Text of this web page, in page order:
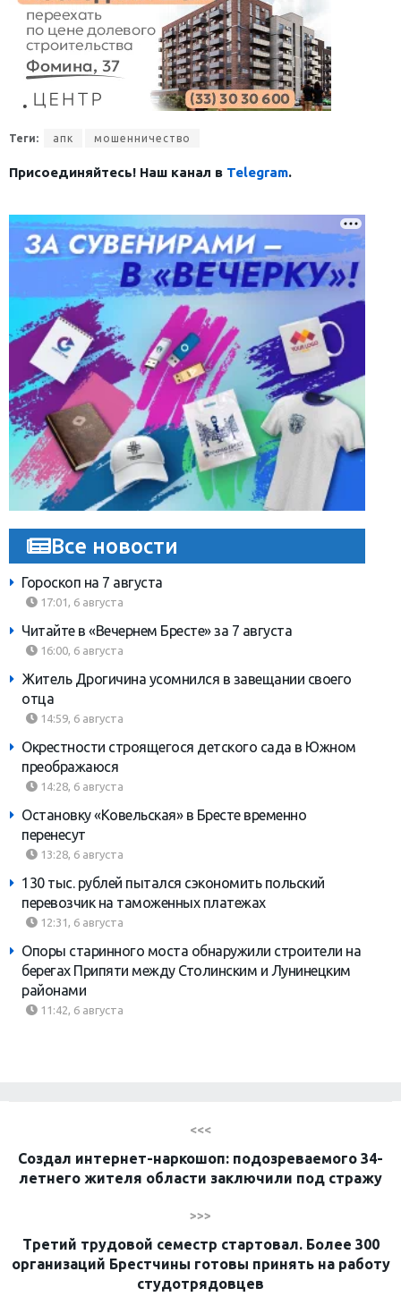
Теги: апк мошенничество
Присоединяйтесь! Наш канал в Telegram.
Все новости
Гороскоп на 7 августа
17:01, 6 августа
Читайте в «Вечернем Бресте» за 7 августа
16:00, 6 августа
Житель Дрогичина усомнился в завещании своего
отца
14:59, 6 августа
Окрестности строящегося детского сада в Южном
преображаюся
14:28, 6 августа
Остановку «Ковельская» в Бресте временно
перенесут
13:28, 6 августа
130 тыс. рублей пытался сэкономить польский
перевозчик на таможенных платежах
12:31, 6 августа
Опоры старинного моста обнаружили строители на
берегах Припяти между Столинским и Лунинецким
районами
11:42, 6 августа
<<<
Создал интернет-наркошоп: подозреваемого 34-
летнего жителя области заключили под стражу
>>>
Третий трудовой семестр стартовал. Более 300
организаций Брестчины готовы принять на работу
студотрядовцев